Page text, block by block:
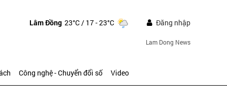
Lâm Đồng 23°C/ 17 - 23°C Đăng nhập
Lam Dong News
Công nghệ - Chuyển đổi số Video